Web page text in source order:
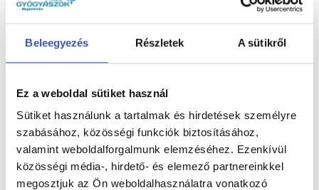
Beleegyezés Részletek A sütikről
Ez a weboldal sütiket használ
Sütiket használunk a tartalmak és hirdetések személyre
szabásához, közösségi funkciók biztosításához,
valamint weboldalforgalmunk elemzéséhez. Ezenkívül
közösségi média-, hirdető- és elemező partnereinkkel
megosztjuk az Ön weboldalhasználatra vonatkozó
Related posts
2026. július 28.
Nyári hidratálás – mit igyunk a melegben?
Read more